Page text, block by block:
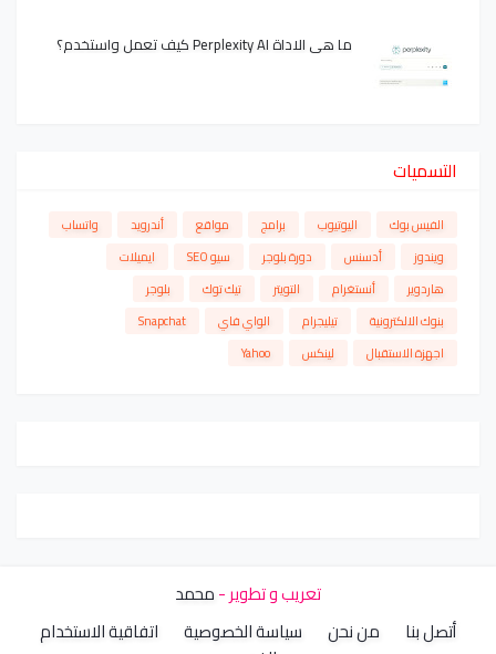
ما هي الاداة Perplexity AI كيف تعمل واستخدم؟
التسميات
الفيس بوك اليوتيوب برامج مواقع أندرويد
واتساب
ويندوز
أدسنس دورة بلوجر سيو SEO
ايميلات
هاردوير
أنستغرام التويتر تيك توك
بلوجر
بنوك الالكترونية
تيليجرام الواي فاي
Snapchat
اجهزة الاستقبال
لينكس Yahoo
تعريب و تطوير -محمد
أتصل بنا
من نحن سياسة الخصوصية
اتفاقية الاستخدام